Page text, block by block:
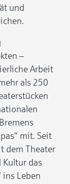
und
–
Arbeit
als 250
mit. Seit
dem Theater
Kultur das
ins Leben